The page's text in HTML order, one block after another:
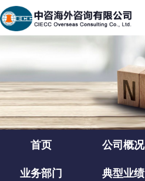
首页 公司概况
业务部门
典型业绩